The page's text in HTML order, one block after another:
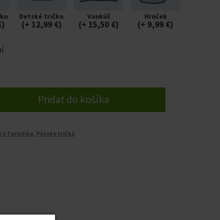
)
Detské tričko
(+ 12,99 €)
Vankúš
(+ 15,50 €)
Hrnček
(+ 9,99 €)
Pridať do košíka
a Turistika Pánske tričká